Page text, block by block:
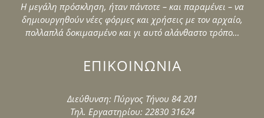
Η μεγάλη πρόσκληση, ήταν πάντοτε – και παραμένει – να
δημιουργηθούν νέες φόρμες και χρήσεις με τον αρχαίο,
πολλαπλά δοκιμασμένο και γι αυτό αλάνθαστο τρόπο…
ΕΠΙΚΟΙΝΩΝΙΑ
Διεύθυνση: Πύργος Τήνου 84 201
Τηλ. Εργαστηρίου: 22830 31624